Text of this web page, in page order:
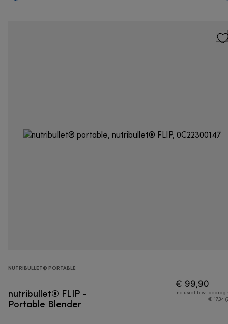
NUTRIBULLET® PORTABLE
nutribullet® FLIP -
Portable Blender
€ 99,90
Inclusief btw-bedrag
€ 17,34